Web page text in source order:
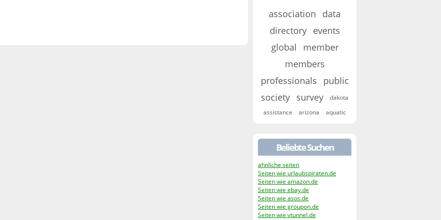
association
data
directory
events
global
member
members
professionals
public
society survey
dakota
assistance
arizona aquatic
Beliebte Suchen
ähnliche seiten
Seiten wie urlaubspiraten.de
Seiten wie amazon.de
Seiten wie ebay.de
Seiten wie asos.de
Seiten wie groupon.de
Seiten wie vtunnel.de